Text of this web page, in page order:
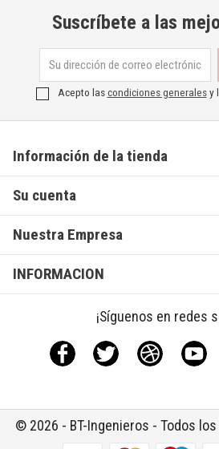
Suscríbete a las
Acepto lascondiciones generalesy
Información de la tienda
Su cuenta
Nuestra Empresa
INFORMACION
¡Síguenos en redes
Facebook Twitter Rss
© 2026 - BT-Ingenieros - Todos